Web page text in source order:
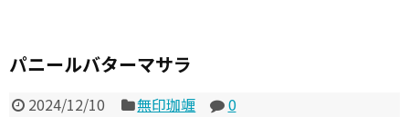
パニールバターマサラ
2024/12/10 無印珈竰
0